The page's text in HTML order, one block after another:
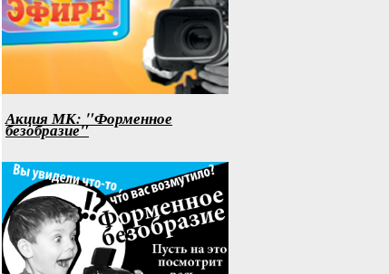
Акция МК: "Форменное
безобразие"